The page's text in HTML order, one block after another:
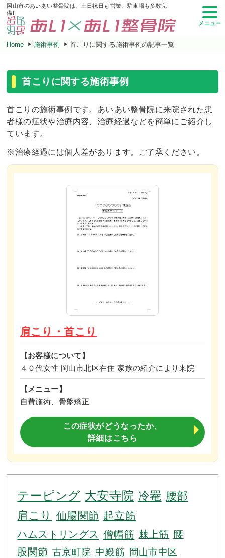
岡山市のあいあい整骨院は、土日祝日も営業、駐車場も多数完
備!!
メニュー
Home 施術事例 首こりに関する施術事例の記事一覧
首こりに関する施術事例
首こりの施術事例です。あいあい整骨院に来院された患
者様の症状や治療内容、治療経過などを簡単にご紹介し
ています。
※治療経過には個人差があります。ご了承ください。
肩こり・首こり
【お客様について】
４０代女性 岡山市北区在住 家族の紹介により来院
【メニュー】
自費施術、骨盤矯正
この症状がどうなったか、
詳細はこちら
テーピング 大安寺院 冷罨 腰部
肩こり
仙腸関節 起立筋
ハムストリングス 僧帽筋 棘上筋 腰
股関節 古京町院 中殿筋 岡山市中区